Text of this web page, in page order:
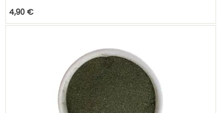
4,90 €